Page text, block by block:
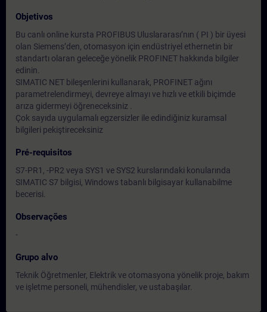
Objetivos
Bu canlı online kursta PROFIBUS Uluslararası’nın ( PI ) bir üyesi
olan Siemens’den, otomasyon için endüstriyel ethernetin bir
standartı olaran geleceğe yönelik PROFINET hakkında bilgiler
edinin.
SIMATIC NET bileşenlerini kullanarak, PROFINET ağını
parametrelendirmeyi, devreye almayı ve hızlı ve etkili biçimde
arıza gidermeyi öğreneceksiniz .
Çok sayıda uygulamalı egzersizler ile edindiğiniz kuramsal
bilgileri pekiştireceksiniz
Pré-requisitos
S7-PR1, -PR2 veya SYS1 ve SYS2 kurslarındaki konularında
SIMATIC S7 bilgisi, Windows tabanlı bilgisayar kullanabilme
becerisi.
Observações
-
Grupo alvo
Teknik Öğretmenler, Elektrik ve otomasyona yönelik proje, bakım
ve işletme personeli, mühendisler, ve ustabaşılar.